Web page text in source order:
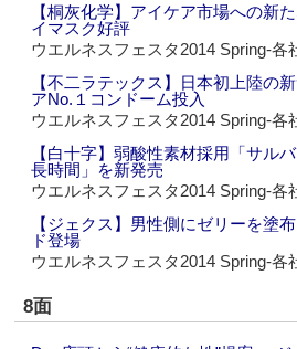
【桐灰化学】アイケア市場への新
イマスク好評
ウエルネスフェスタ2014 Spring‐各
【不二ラテックス】日本初上陸の
アNo.１コンドーム投入
ウエルネスフェスタ2014 Spring‐各
【白十字】弱酸性素材採用「サル
長時間」を新発売
ウエルネスフェスタ2014 Spring‐各
【ジェクス】男性側にゼリーを塗
ド登場
ウエルネスフェスタ2014 Spring‐各
8面